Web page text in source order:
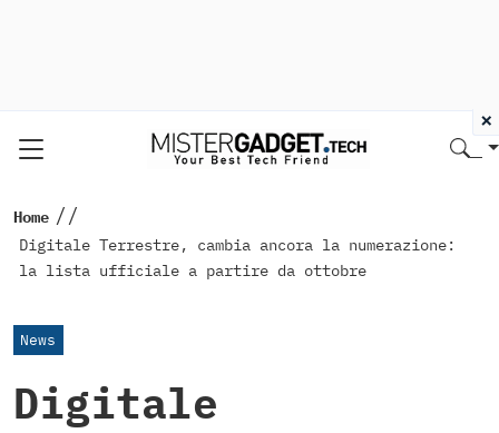
Home //
Digitale Terrestre, cambia ancora la numerazione:
la lista ufficiale a partire da ottobre
News
Digitale
×